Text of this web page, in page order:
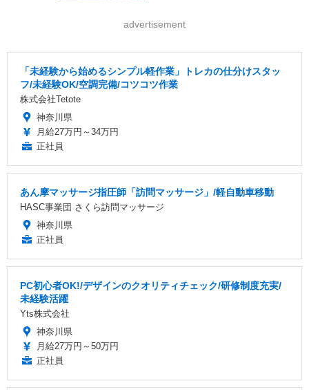
advertisement
「未経験から始めるシンプル軽作業」トレカの仕分けスタッ
フ/未経験OK/空調完備/コツコツ作業
株式会社Tetote
神奈川県
月給27万円～34万円
正社員
あん摩マッサージ指圧師「訪問マッサージ」/軽自動車移動
HASC事業団 さくら訪問マッサージ
神奈川県
正社員
PC初心者OK!/デザインのクオリティチェック/研修制度充実/
未経験活躍
Yts株式会社
神奈川県
月給27万円～50万円
正社員